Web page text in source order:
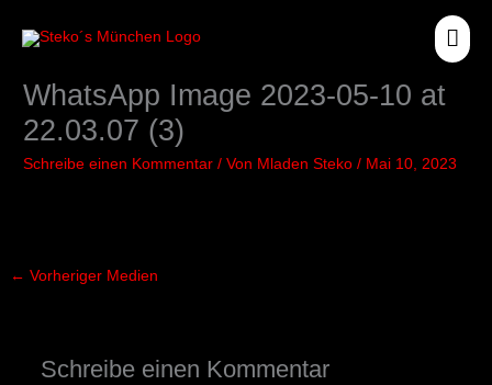
Inhalt
WhatsApp Image 2023-05-10 at
22.03.07 (3)
Schreibe einen Kommentar / Von Mladen Steko/ Mai 10, 2023
← Vorheriger Medien
Schreibe einen Kommentar